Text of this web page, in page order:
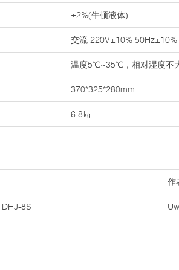
±2%(牛顿液体)
交流 220V±10% 50Hz±10%
温度5℃~35℃，相对湿度不
370*325*280mm
6.8㎏
作
DHJ-8S